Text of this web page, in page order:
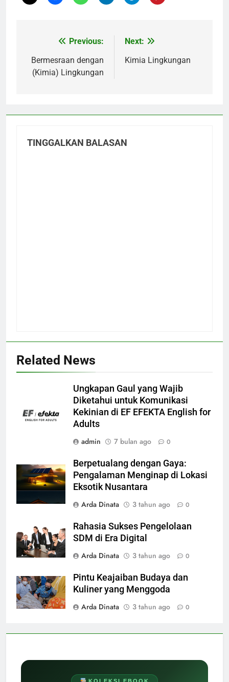
Navigasi
pos
Previous:
Bermesraan dengan
(Kimia) Lingkungan
Next:
Kimia Lingkungan
TINGGALKAN BALASAN
Related News
Ungkapan Gaul yang Wajib
Diketahui untuk Komunikasi
Kekinian di EF EFEKTA English for
Adults
admin
7 bulan ago 0
Berpetualang dengan Gaya:
Pengalaman Menginap di Lokasi
Eksotik Nusantara
Arda Dinata
3 tahun ago 0
Rahasia Sukses Pengelolaan
SDM di Era Digital
Arda Dinata
3 tahun ago 0
Pintu Keajaiban Budaya dan
Kuliner yang Menggoda
Arda Dinata
3 tahun ago 0